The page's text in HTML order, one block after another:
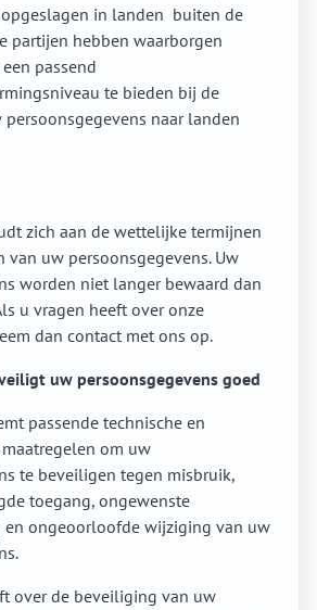
in landen buiten de
partijen hebben waarborgen
passend
te bieden bij de
naar landen
zich aan de wettelijke termijnen
van uw persoonsgegevens. Uw
worden niet langer bewaard dan
u vragen heeft over onze
dan contact met ons op.
uw persoonsgegevens goed
passende technische en
om uw
te beveiligen tegen misbruik,
toegang, ongewenste
en ongeoorloofde wijziging van uw
over de beveiliging van uw